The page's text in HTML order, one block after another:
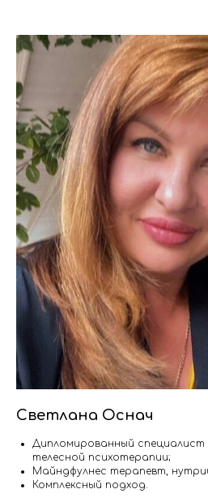
Светлана Оснач
Дипломированный специалист
телесной психотерапии;
Майндфулнес терапевт,
Комплексный подход.